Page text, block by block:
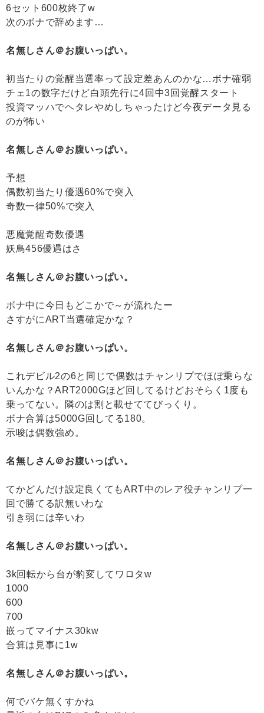
6セット600枚終了w
次のボナで辞めます…
名無しさん＠お腹いっぱい。
初当たりの覚醒当選率って設定差あんのかな…ボナ確弱
チェ1の数字だけど白頭先行に4回中3回覚醒スタート
投資マッハでヘタレやめしちゃったけど今夜データ見る
のが怖い
名無しさん＠お腹いっぱい。
予想
偶数初当たり優遇60%で突入
奇数一律50%で突入
悪魔覚醒奇数優遇
妖鳥456優遇はさ
名無しさん＠お腹いっぱい。
ボナ中に今日もどこかで～が流れたー
さすがにART当選確定かな？
名無しさん＠お腹いっぱい。
これデビル2の6と同じで偶数はチャンリプでほぼ乗らな
いんかな？ART2000Gほど回してるけどおそらく1度も
乗ってない。隣のは割と載せててびっくり。
ボナ合算は5000G回してる180。
示唆は偶数強め。
名無しさん＠お腹いっぱい。
てかどんだけ設定良くてもART中のレア役チャンリプ一
回で勝てる訳無いわな
引き弱には辛いわ
名無しさん＠お腹いっぱい。
3k回転から台が豹変してワロタw
1000
600
700
嵌ってマイナス30kw
合算は見事に1w
名無しさん＠お腹いっぱい。
何でバケ無くすかね